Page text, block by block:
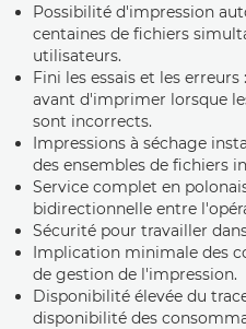
Possibilité d'impression
centaines de fichiers
utilisateurs.
Fini les essais et les
avant d'imprimer lorsque
sont incorrects.
Impressions à séchage
des ensembles de fichiers
Service complet en
bidirectionnelle entre
Sécurité pour travailler
Implication minimale des
de gestion de l'impression.
Disponibilité élevée du
disponibilité des